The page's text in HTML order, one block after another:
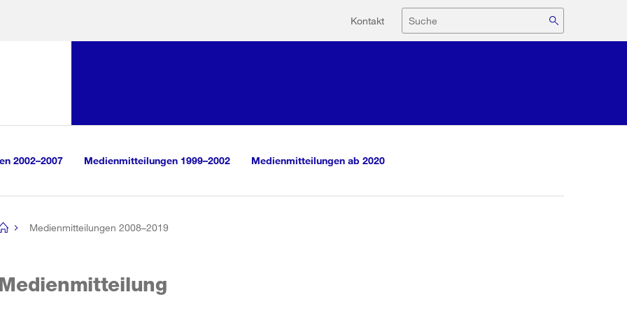
Hilfsnavigation
Kontakt Suche
2002–2007 Medienmitteilungen 1999–2002 Medienmitteilungen ab 2020
Medienmitteilungen 2008–2019